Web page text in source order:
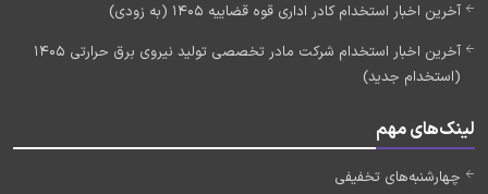
آخرین اخبار استخدام کادر اداری قوه قضاییه 1405 (به زودی)
آخرین اخبار استخدام شرکت مادر تخصصی تولید نیروی برق حرارتی 1405
(استخدام جدید)
لینک‌های مهم
چهارشنبه‌های تخفیفی